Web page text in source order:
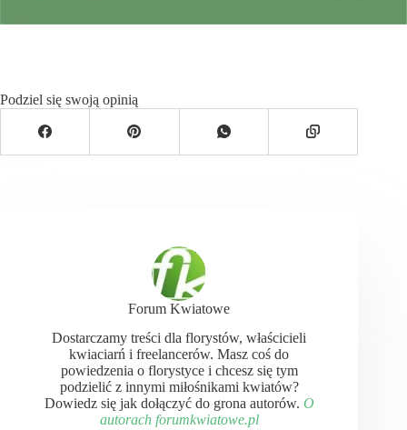
Podziel się swoją opinią
Forum Kwiatowe
Dostarczamy treści dla florystów, właścicieli
kwiaciarń i freelancerów. Masz coś do
powiedzenia o florystyce i chcesz się tym
podzielić z innymi miłośnikami kwiatów?
Dowiedz się jak dołączyć do grona autorów. O
autorach forumkwiatowe.pl